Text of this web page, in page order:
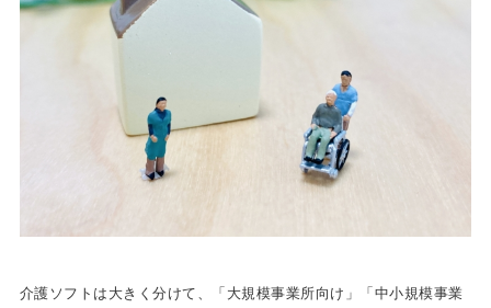
介護ソフトは大きく分けて、「大規模事業所向け」「中小規模事業